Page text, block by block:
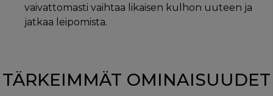
vaivattomasti vaihtaa likaisen kulhon uuteen ja
jatkaa leipomista.
TÄRKEIMMÄT OMINAISUUDET